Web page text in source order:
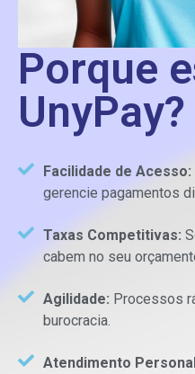
Porque
UnyPay?
Facilidade de Acesso:
gerencie pagamentos
Taxas Competitivas:
cabem no seu
Agilidade: Processos
burocracia.
Atendimento